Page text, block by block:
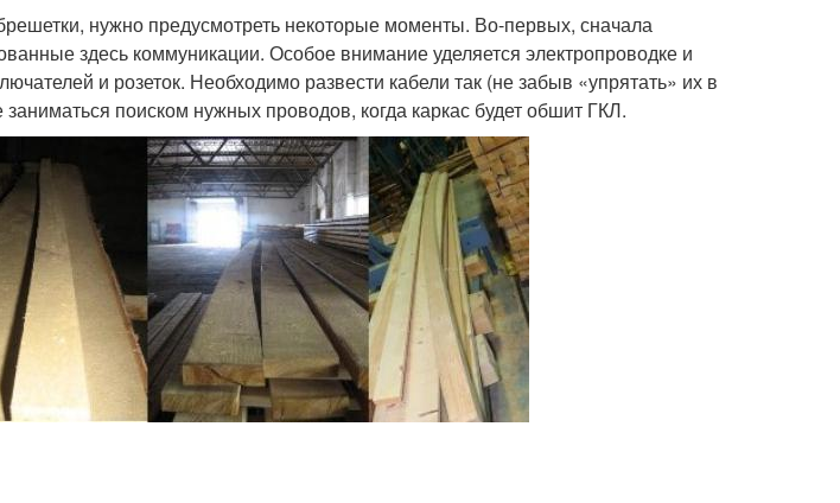
нужно предусмотреть некоторые моменты. Во-первых, сначала
здесь коммуникации. Особое внимание уделяется электропроводке и
и розеток. Необходимо развести кабели так (не забыв «упрятать» их в
поиском нужных проводов, когда каркас будет обшит ГКЛ.